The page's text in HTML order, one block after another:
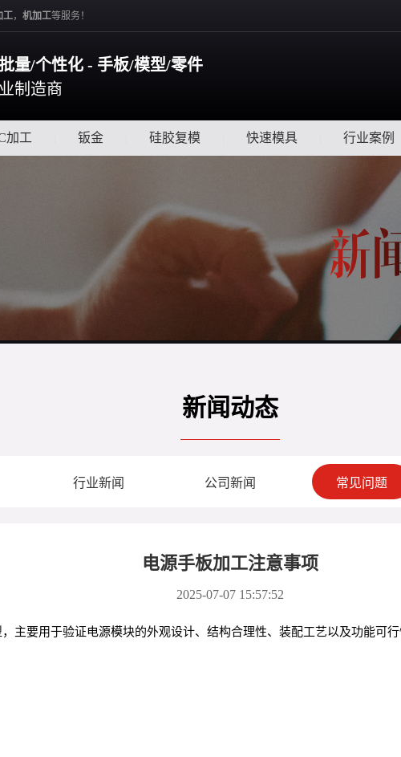
工， 机加工等服务！
量/个性化 - 手板/模型/零件
制造商
加工 钣金 硅胶复模 快速模具 行业案例
新闻动态
行业新闻 公司新闻 常见问题
电源手板加工注意事项
2025-07-07 15:57:52
主要用于验证电源模块的外观设计、结构合理性、装配工艺以及功能可